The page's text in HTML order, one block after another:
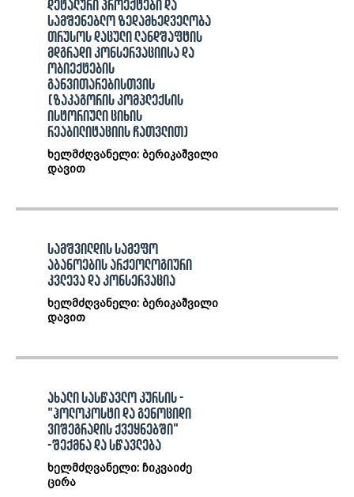
დეტალური პროექტები და
სამშენებლო ზედამხედველობა
თრუსოს დაცული ლანდშაფტის
მდგრადი კონსერვაციისა და
ობიექტების
განვითარებისთვის
(ზაკაგორის კომპლექსის
ისტორიული ციხის
რეაბილიტაციის ჩათვლით)
ხელმძღვანელი: ბერიკაშვილი
დავით
სამშვილდის სამეფო
აბანოების არქეოლოგიური
კვლევა და კონსერვაცია
ხელმძღვანელი: ბერიკაშვილი
დავით
ახალი სასწავლო კურსის -
"ჰოლოკოსტი და გენოციდი
ვიშეგრადის ქვეყნებში"
-შექმნა და სწავლება
ხელმძღვანელი: ჩიკვაიძე
ცირა